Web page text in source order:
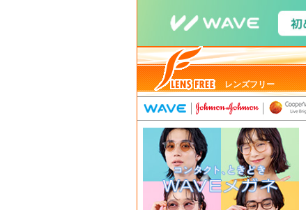
レンズフリー